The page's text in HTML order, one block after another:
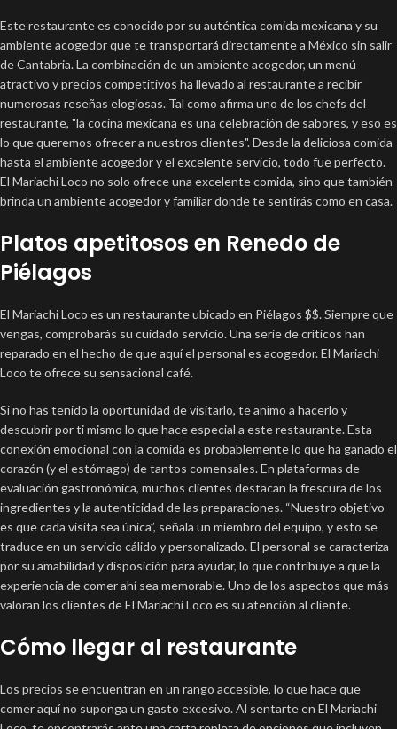
Este restaurante es conocido por su auténtica comida mexicana y su
ambiente acogedor que te transportará directamente a México sin salir
de Cantabria. La combinación de un ambiente acogedor, un menú
atractivo y precios competitivos ha llevado al restaurante a recibir
numerosas reseñas elogiosas. Tal como afirma uno de los chefs del
restaurante, "la cocina mexicana es una celebración de sabores, y eso es
lo que queremos ofrecer a nuestros clientes". Desde la deliciosa comida
hasta el ambiente acogedor y el excelente servicio, todo fue perfecto.
El Mariachi Loco no solo ofrece una excelente comida, sino que también
brinda un ambiente acogedor y familiar donde te sentirás como en casa.
Platos apetitosos en Renedo de
Piélagos
El Mariachi Loco es un restaurante ubicado en Piélagos $$. Siempre que
vengas, comprobarás su cuidado servicio. Una serie de críticos han
reparado en el hecho de que aquí el personal es acogedor. El Mariachi
Loco te ofrece su sensacional café.
Si no has tenido la oportunidad de visitarlo, te animo a hacerlo y
descubrir por ti mismo lo que hace especial a este restaurante. Esta
conexión emocional con la comida es probablemente lo que ha ganado el
corazón (y el estómago) de tantos comensales. En plataformas de
evaluación gastronómica, muchos clientes destacan la frescura de los
ingredientes y la autenticidad de las preparaciones. “Nuestro objetivo
es que cada visita sea única”, señala un miembro del equipo, y esto se
traduce en un servicio cálido y personalizado. El personal se caracteriza
por su amabilidad y disposición para ayudar, lo que contribuye a que la
experiencia de comer ahí sea memorable. Uno de los aspectos que más
valoran los clientes de El Mariachi Loco es su atención al cliente.
Cómo llegar al restaurante
Los precios se encuentran en un rango accesible, lo que hace que
comer aquí no suponga un gasto excesivo. Al sentarte en El Mariachi